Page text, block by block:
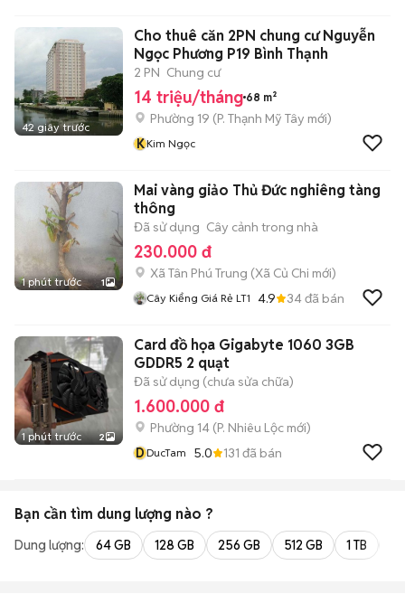
42 giây trước
Cho thuê căn 2PN chung cư Nguyễn
Ngọc Phương P19 Bình Thạnh
2 PN Chung cư
14 triệu/tháng 68 m²
Phường 19 (P. Thạnh Mỹ Tây mới)
KKim Ngọc
1 phút trước 1
Mai vàng giảo Thủ Đức nghiêng tàng
thông
Đã sử dụng Cây cảnh trong nhà
230.000 đ
Xã Tân Phú Trung (Xã Củ Chi mới)
Cây Kiểng Giá Rẻ LT1 4.9 34đã bán
1 phút trước 2
Card đồ họa Gigabyte 1060 3GB
GDDR5 2 quạt
Đã sử dụng (chưa sửa chữa)
1.600.000 đ
Phường 14 (P. Nhiêu Lộc mới)
DDucTam 5.0 131 đã bán
Bạn cần tìm dung lượng nào ?
Dung lượng: 64 GB 128 GB 256 GB 512 GB 1 TB